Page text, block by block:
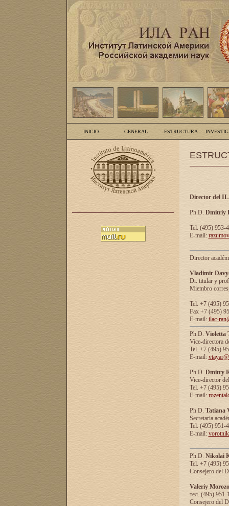
INICIO GENERAL ESTRUCTURA
Director del
Ph.D. Dmitriy
Tel. (495) 953-
E-mail:
Director
Vladimir
Dr. titular y
Miembro
Tel. +7 (495)
Fax +7 (495)
E-mail: ilac-
Ph.D. Violetta
Vice-directora
Tel. +7 (495)
E-mail:
Ph.D. Dmitry
Vice-director
Tel. +7 (495)
E-mail:
Ph.D. Tatiana
Secretaria
Tel. (495) 951-
E-mail:
Ph.D. Nikolai
Tel. +7 (495)
Consejero del
Valeriy
тел. (495) 951-
Consejero del